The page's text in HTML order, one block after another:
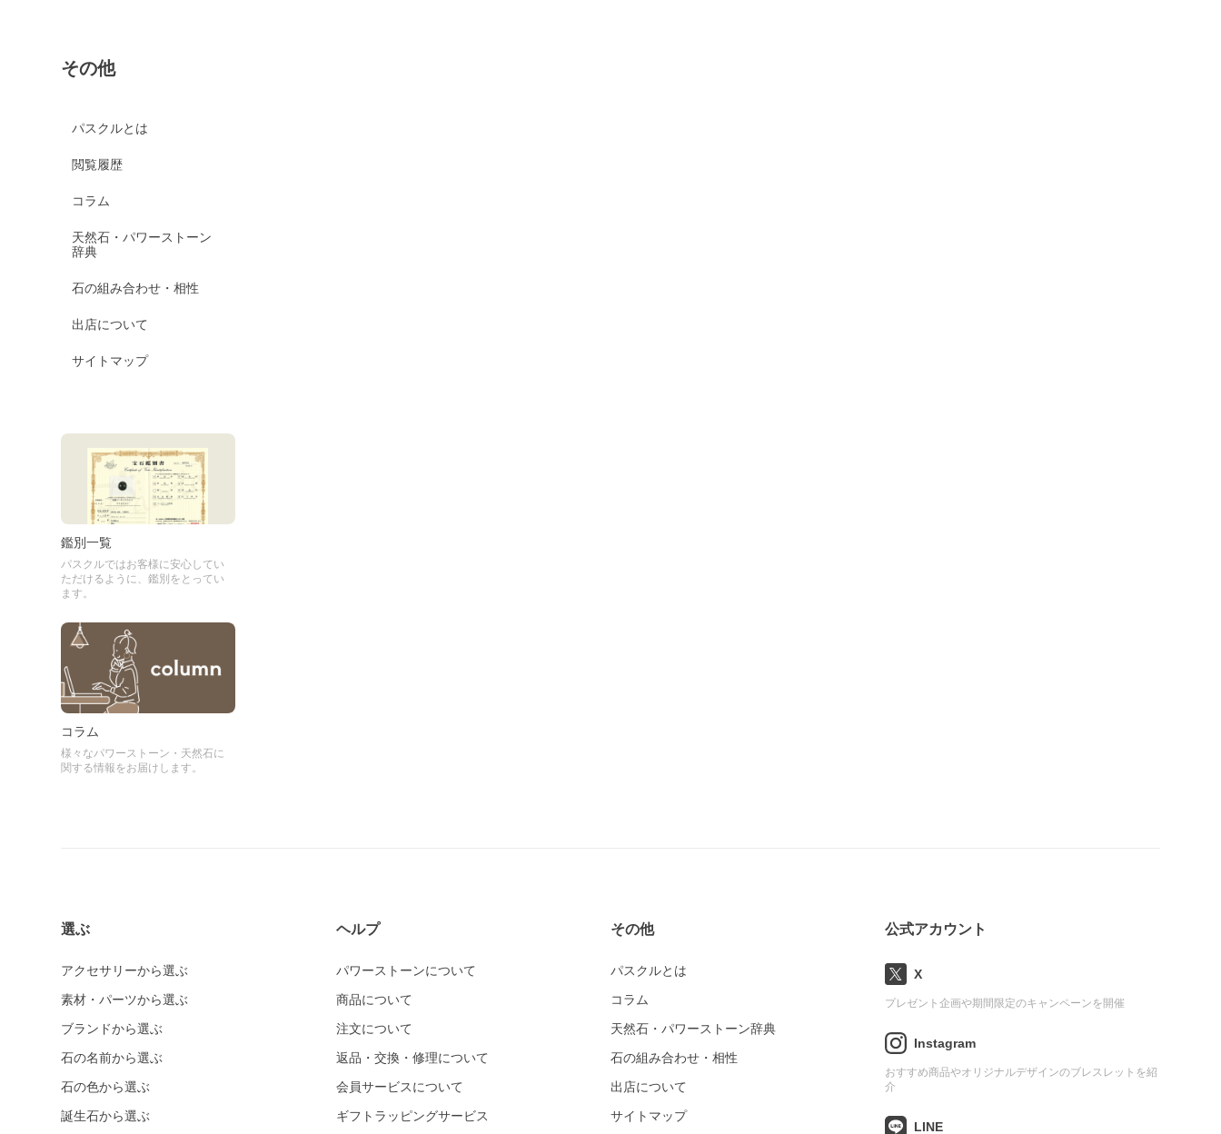
その他
パスクルとは
閲覧履歴
コラム
天然石・パワーストーン
辞典
石の組み合わせ・相性
出店について
サイトマップ
鑑別一覧
パスクルではお客様に安心してい
ただけるように、鑑別をとってい
ます。
コラム
様々なパワーストーン・天然石に
関する情報をお届けします。
選ぶ
アクセサリーから選ぶ
素材・パーツから選ぶ
ブランドから選ぶ
石の名前から選ぶ
石の色から選ぶ
誕生石から選ぶ
ヘルプ
パワーストーンについて
商品について
注文について
返品・交換・修理について
会員サービスについて
ギフトラッピングサービス
その他
パスクルとは
コラム
天然石・パワーストーン辞典
石の組み合わせ・相性
出店について
サイトマップ
公式アカウント
X
プレゼント企画や期間限定のキャンペーンを開催
Instagram
おすすめ商品やオリジナルデザインのブレスレットを紹
介
LINE